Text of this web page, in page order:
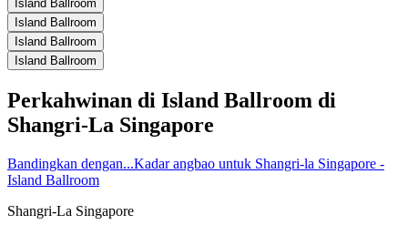
Island Ballroom
Island Ballroom
Island Ballroom
Island Ballroom
Perkahwinan di Island Ballroom di
Shangri-La Singapore
Bandingkan dengan...Kadar angbao untuk Shangri-la Singapore -
Island Ballroom
Shangri-La Singapore